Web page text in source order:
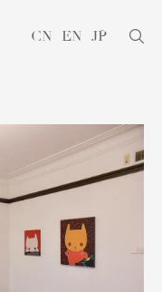
CN EN JP